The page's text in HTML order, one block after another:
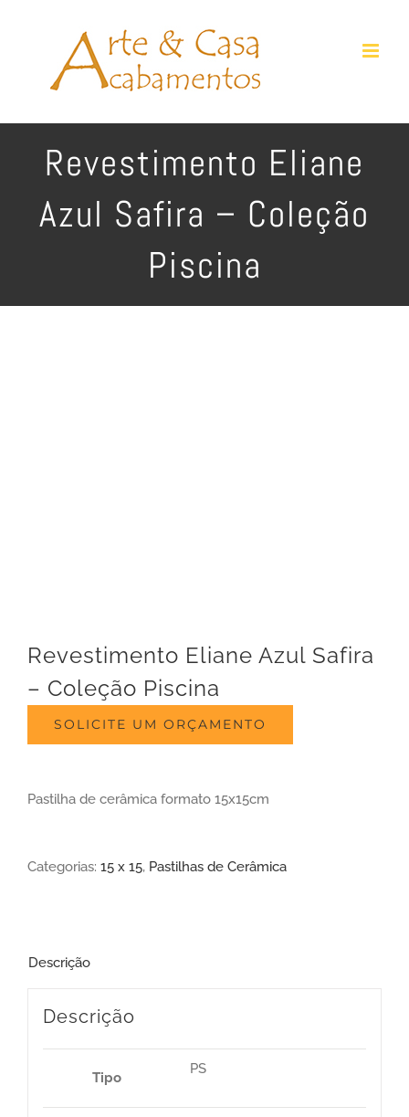
Revestimento Eliane
Azul Safira – Coleção
Piscina
Revestimento Eliane Azul Safira
– Coleção Piscina
SOLICITE UM ORÇAMENTO
Pastilha de cerâmica formato 15x15cm
Categorias: 15 x 15, Pastilhas de Cerâmica
Descrição
Descrição
Tipo
PS